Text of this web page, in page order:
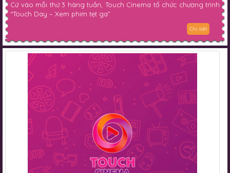
Cứ vào mỗi thứ 3 hàng tuần, Touch Cinema tổ chức chương trình
“Touch Day – Xem phim tẹt ga”
Chi tiết